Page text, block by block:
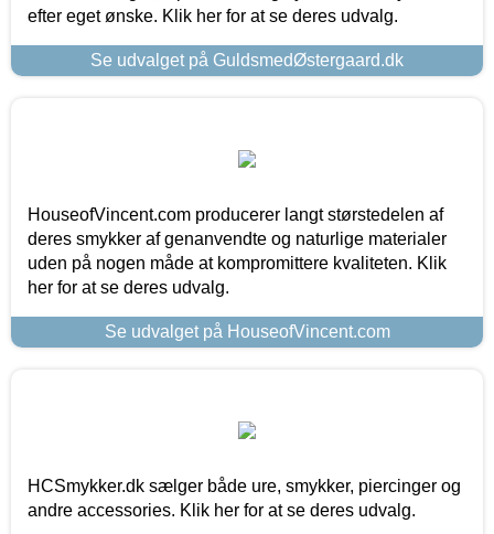
efter eget ønske. Klik her for at se deres udvalg.
Se udvalget på GuldsmedØstergaard.dk
HouseofVincent.com producerer langt størstedelen af
deres smykker af genanvendte og naturlige materialer
uden på nogen måde at kompromittere kvaliteten. Klik
her for at se deres udvalg.
Se udvalget på HouseofVincent.com
HCSmykker.dk sælger både ure, smykker, piercinger og
andre accessories. Klik her for at se deres udvalg.